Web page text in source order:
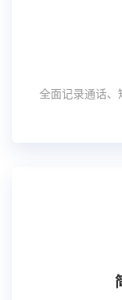
全面记录通话、